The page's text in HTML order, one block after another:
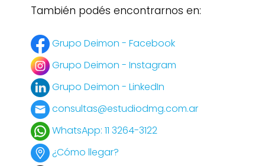
También podés encontrarnos en:
Grupo Deimon - Facebook
Grupo Deimon - Instagram
Grupo Deimon - LinkedIn
consultas@estudiodmg.com.ar
WhatsApp: 11 3264-3122
¿Cómo llegar?